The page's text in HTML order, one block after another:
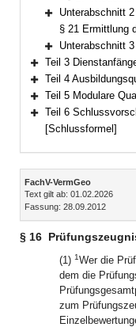
Bereich erweitern
Unterabschnitt 2
§ 21 Ermittlung
Bereich erweitern
Unterabschnitt 3
Bereich erweitern
Teil 3
Bereich erweitern
Teil 4
Bereich erweitern
Teil 5 Modulare
Bereich erweitern
Teil 6
[Schlussformel]
Inhalt
FachV-VermGeo
Text gilt ab: 01.02.2026
Fassung: 28.09.2012
§ 16
(1) 1Wer die
dem die
zum